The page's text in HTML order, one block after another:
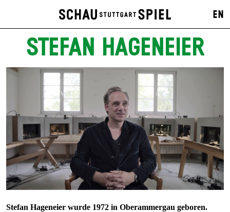
EN
STEFAN HAGENEIER
Stefan Hageneier wurde 1972 in Oberammergau geboren.